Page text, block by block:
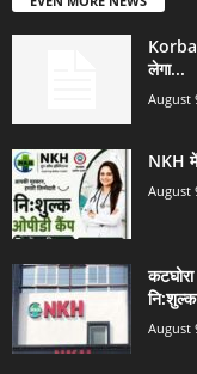
लेगा...
August
NKH
August
कटघोरा
August